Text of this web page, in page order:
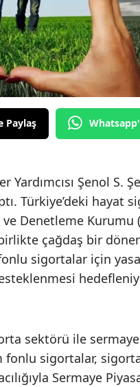
Hatay
Paylaş
Şenol S.
Türkiye’deki hayat
Denetleme Kurumu
çağdaş bir
sigortalar için
sektörü ile
fonlu sigortalar,
Sermaye